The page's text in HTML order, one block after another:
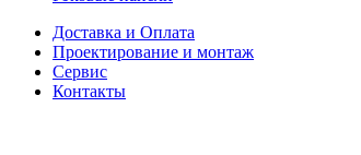
Доставка и Оплата
Проектирование и монтаж
Сервис
Контакты